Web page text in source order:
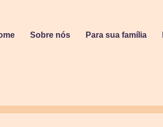
Sobre nós Para sua família